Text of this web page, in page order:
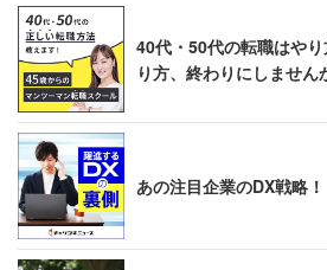
40代・50代の転職はや
り方、終わりにしません
あの注目企業のDX戦略！